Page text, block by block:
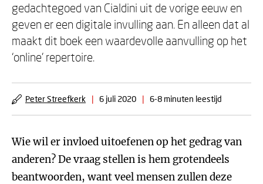
gedachtegoed van Cialdini uit de vorige eeuw en
geven er een digitale invulling aan. En alleen dat al
maakt dit boek een waardevolle aanvulling op het
‘online’ repertoire.
Peter Streefkerk | 6 juli 2020 | 6-8 minuten leestijd
Wie wil er invloed uitoefenen op het gedrag van
anderen? De vraag stellen is hem grotendeels
beantwoorden, want veel mensen zullen deze